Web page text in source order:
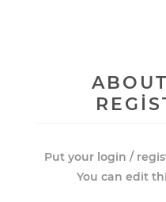
Put your login /
You can edit